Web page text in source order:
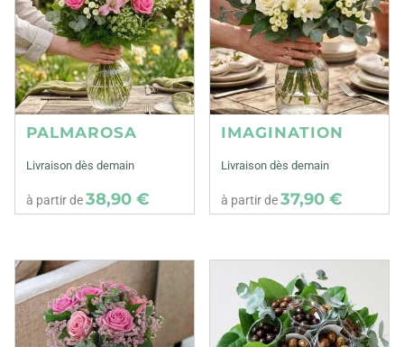
PALMAROSA
Livraison dès demain
à partir de38,90 €
IMAGINATION
Livraison dès demain
à partir de37,90 €